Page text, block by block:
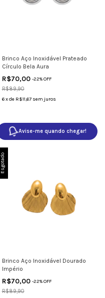
Brinco Aço Inoxidável Prateado
Círculo Bela Aura
R$70,00 -22% OFF
R$89,90
6 xde R$11,67 sem juros
Avise-me quando chegar!
Esgotado
Brinco Aço Inoxidável Dourado
Império
R$70,00 -22% OFF
R$89,90